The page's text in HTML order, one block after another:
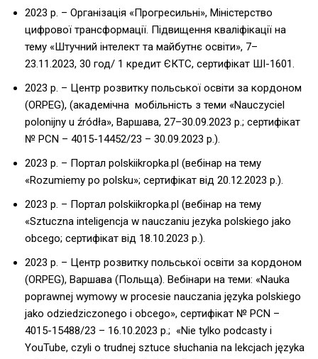
2023 р. – Організація «Прогресильні», Міністерство
цифрової трансформації. Підвищення кваліфікації на
тему «Штучний інтелект та майбутнє освіти», 7–
23.11.2023, 30 год/ 1 кредит ЄКТС, сертифікат ШІ-1601.
2023 р. – Центр розвитку польської освіти за кордоном
(ORPEG), (академічна мобільність з теми «Nauczyciel
polonijny u źródła», Варшава, 27–30.09.2023 р.; cертифікат
№ PCN – 4015-14452/23 – 30.09.2023 р.).
2023 р. – Портал polskiikropka.pl (вебінар на тему
«Rozumiemy po polsku»; cертифікат від 20.12.2023 р.).
2023 р. – Портал polskiikropka.pl (вебінар на тему
«Sztuczna inteligencja w nauczaniu jezyka polskiego jako
obcego; cертифікат від 18.10.2023 р.).
2023 р. – Центр розвитку польської освіти за кордоном
(ORPEG), Варшава (Польща). Вебінари на теми: «Nauka
poprawnej wymowy w procesie nauczania języka polskiego
jako odziedziczonego i obcego», cертифікат № PCN –
4015-15488/23 – 16.10.2023 р.; «Nie tylko podcasty i
YouTube, czyli o trudnej sztuce słuchania na lekcjach języka